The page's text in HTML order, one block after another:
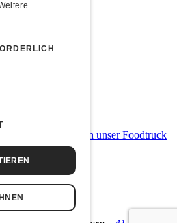
versorgt euch unser Foodtruck